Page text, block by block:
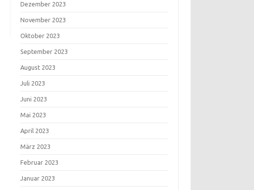
Dezember 2023
November 2023
Oktober 2023
September 2023
August 2023
Juli 2023
Juni 2023
Mai 2023
April 2023
März 2023
Februar 2023
Januar 2023